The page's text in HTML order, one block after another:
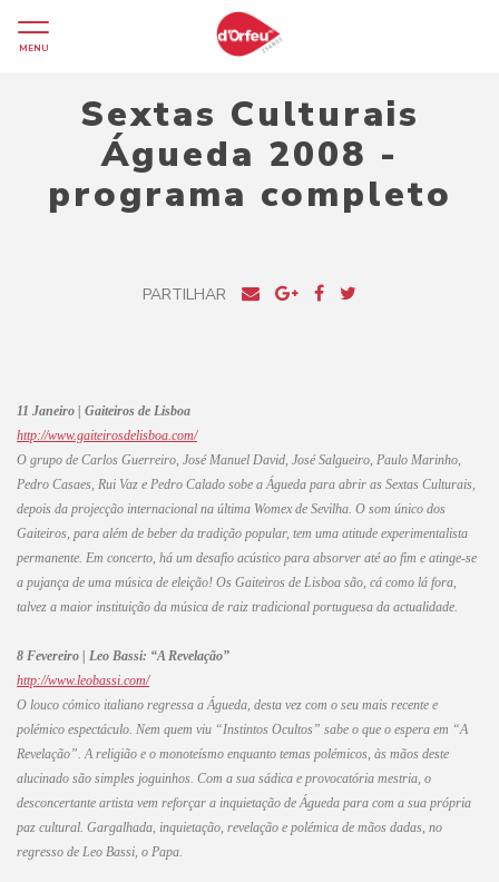
MENU
Sextas Culturais
Águeda 2008 -
programa completo
PARTILHAR
11 Janeiro | Gaiteiros de Lisboa
http://www.gaiteirosdelisboa.com/
O grupo de Carlos Guerreiro, José Manuel David, José Salgueiro, Paulo Marinho,
Pedro Casaes, Rui Vaz e Pedro Calado sobe a Águeda para abrir as Sextas Culturais,
depois da projecção internacional na última Womex de Sevilha. O som único dos
Gaiteiros, para além de beber da tradição popular, tem uma atitude experimentalista
permanente. Em concerto, há um desafio acústico para absorver até ao fim e atinge-se
a pujança de uma música de eleição! Os Gaiteiros de Lisboa são, cá como lá fora,
talvez a maior instituição da música de raiz tradicional portuguesa da actualidade.
8 Fevereiro | Leo Bassi: “A Revelação”
http://www.leobassi.com/
O louco cómico italiano regressa a Águeda, desta vez com o seu mais recente e
polémico espectáculo. Nem quem viu “Instintos Ocultos” sabe o que o espera em “A
Revelação”. A religião e o monoteísmo enquanto temas polémicos, às mãos deste
alucinado são simples joguinhos. Com a sua sádica e provocatória mestria, o
desconcertante artista vem reforçar a inquietação de Águeda para com a sua própria
paz cultural. Gargalhada, inquietação, revelação e polémica de mãos dadas, no
regresso de Leo Bassi, o Papa.